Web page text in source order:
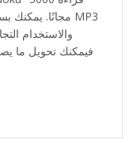
والاستخدام